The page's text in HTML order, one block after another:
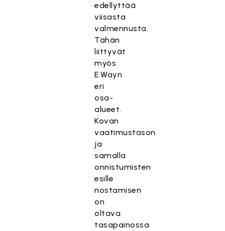
edellyttää
viisasta
valmennusta.
Tähän
liittyvät
myös
E.Wayn
eri
osa-
alueet.
Kovan
vaatimustason
ja
samalla
onnistumisten
esille
nostamisen
on
oltava
tasapainossa